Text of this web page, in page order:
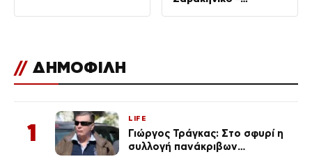
// ΔΗΜΟΦΙΛΗ
1
LIFE
Γιώργος Τράγκας: Στο σφυρί η
συλλογή πανάκριβων